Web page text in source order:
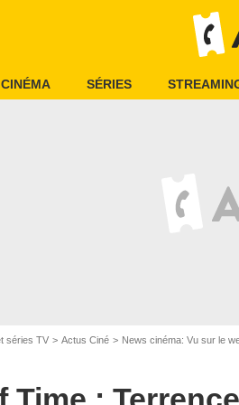
CINÉMA SÉRIES
séries TV Actus Ciné News cinéma: Vu sur le